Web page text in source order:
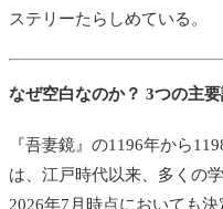
ステリーたらしめている。
なぜ空白なのか？ 3つの主
『吾妻鏡』の1196年から
は、江戸時代以来、多くの
2026年7月時点においても